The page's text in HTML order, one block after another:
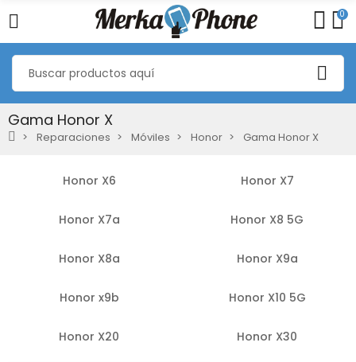
0
Gama Honor X
Reparaciones Móviles Honor Gama Honor X
Honor X6 Honor X7
Honor X7a Honor X8 5G
Honor X8a Honor X9a
Honor x9b Honor X10 5G
Honor X20 Honor X30